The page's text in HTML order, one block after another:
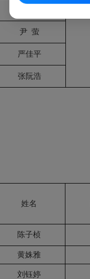
尹 萤
严佳平
张阮浩
姓名
陈子桢
黄姝雅
刘钰婷